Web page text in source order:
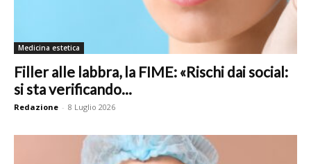
Medicina estetica
Filler alle labbra, la FIME: «Rischi dai social:
si sta verificando...
Redazione - 8 Luglio 2026